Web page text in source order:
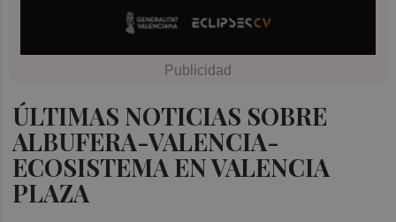
ÚLTIMAS NOTICIAS SOBRE
ALBUFERA-VALENCIA-
ECOSISTEMA EN VALENCIA
PLAZA